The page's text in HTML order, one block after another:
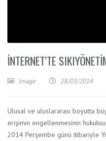
İNTERNET’TE
Image 28/03/2014
Ulusal ve uluslararası boyutta
erişimin engellenmesinin
2014 Perşembe günü itibariyle